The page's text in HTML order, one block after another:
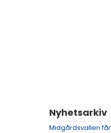
Nyhetsarkiv
Midgårdsvallen